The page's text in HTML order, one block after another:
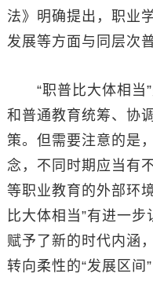
法》明确提出，职业
发展等方面与同层次
“职普比大体相当”
和普通教育统筹、协
策。但需要注意的是
念，不同时期应当有
等职业教育的外部环
比大体相当”有进一步
赋予了新的时代内涵
转向柔性的“发展区间